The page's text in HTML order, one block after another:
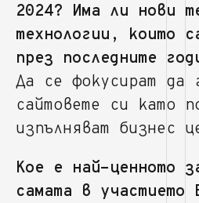
2024? Има ли нови
технологии, които
през последните
Да се фокусират да
сайтовете си като
изпълняват бизнес
Кое е най-ценното
самата в участието